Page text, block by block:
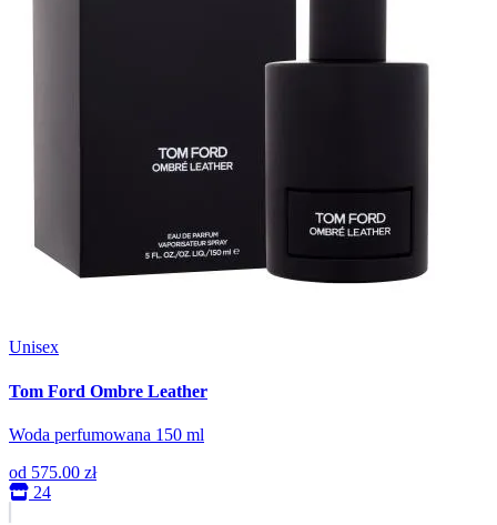
Unisex
Tom Ford Ombre Leather
Woda perfumowana 150 ml
od 575.00 zł
24